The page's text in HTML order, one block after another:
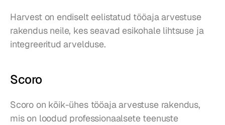
Harvest on endiselt eelistatud tööaja arvestuse
rakendus neile, kes seavad esikohale lihtsuse ja
integreeritud arvelduse.
Scoro
Scoro on kõik-ühes tööaja arvestuse rakendus,
mis on loodud professionaalsete teenuste